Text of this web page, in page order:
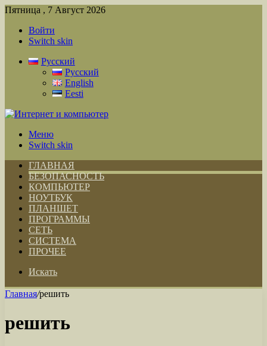
Пятница , 7 Август 2026
Войти
Switch skin
Русский
Русский
English
Eesti
Меню
Switch skin
ГЛАВНАЯ
БЕЗОПАСНОСТЬ
КОМПЬЮТЕР
НОУТБУК
ПЛАНШЕТ
ПРОГРАММЫ
СЕТЬ
СИСТЕМА
ПРОЧЕЕ
Искать
Главная/решить
решить